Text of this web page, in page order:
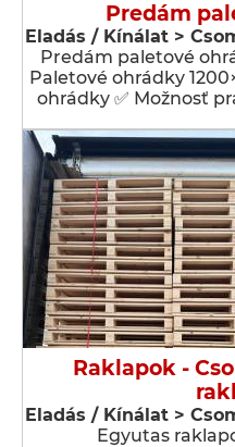
Predám
Eladás / Kínálat >
Predám paletové
Paletové ohrádky
ohrádky ✅ Možnosť
Raklapok -
Eladás / Kínálat >
Egyutas